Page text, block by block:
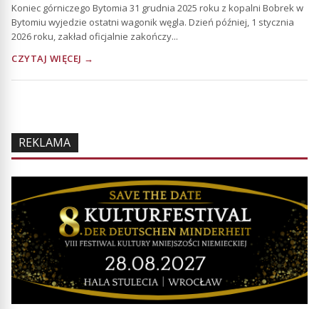
Koniec górniczego Bytomia 31 grudnia 2025 roku z kopalni Bobrek w
Bytomiu wyjedzie ostatni wagonik węgla. Dzień później, 1 stycznia
2026 roku, zakład oficjalnie zakończy...
CZYTAJ WIĘCEJ →
REKLAMA